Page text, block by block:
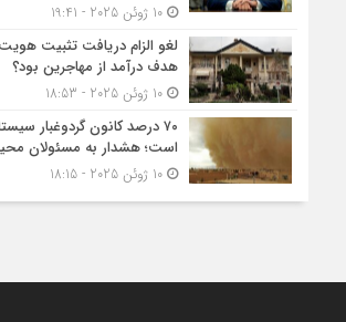
10 ژوئن 2025 - 19:41
لغو الزام دریافت تثبیت هویت
هدف درآمد از مهاجرین بود؟
10 ژوئن 2025 - 18:53
۷۰ درصد کانون گردوغبار
است؛ هشدار به مسئولان
10 ژوئن 2025 - 18:15